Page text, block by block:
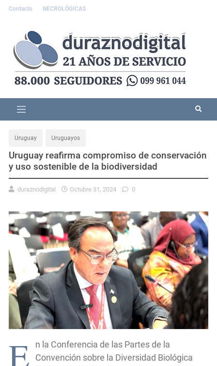
Contacto NECROLÓGICAS
Uruguay Uruguayos
Uruguay reafirma compromiso de conservación
y uso sostenible de la biodiversidad
duraznodigital Octubre 31, 2024 0
E
n la Conferencia de las Partes de la
Convención sobre la Diversidad Biológica